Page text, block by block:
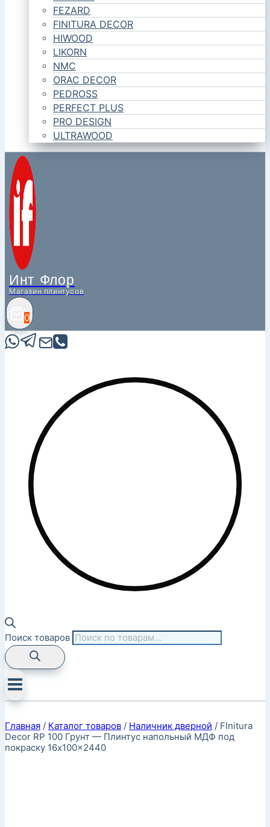
FEZARD
FINITURA DECOR
HIWOOD
LIKORN
NMC
ORAC DECOR
PEDROSS
PERFECT PLUS
PRO DESIGN
ULTRAWOOD
Инт Флор
Магазин плинтусов
0
Поиск товаров
Главная / Каталог товаров / Наличник дверной / FInitura
Decor RP 100 Грунт — Плинтус напольный МДФ под
покраску 16x100x2440